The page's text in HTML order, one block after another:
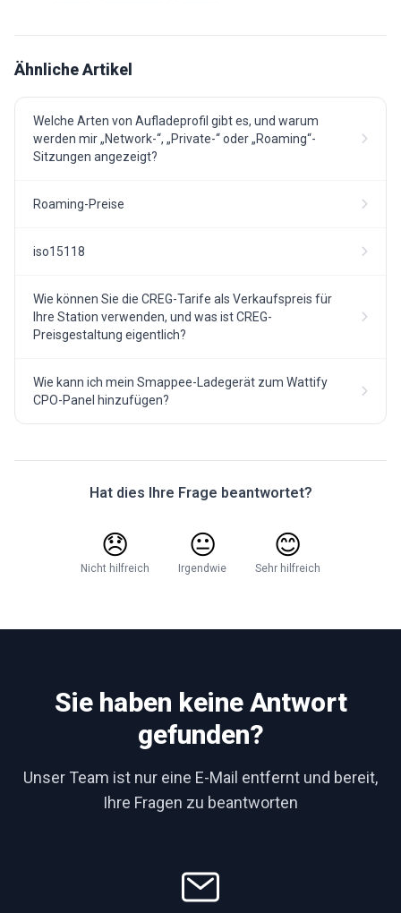
Ähnliche Artikel
Welche Arten von Aufladeprofil gibt es, und warum
werden mir „Network-“, „Private-“ oder „Roaming“-
Sitzungen angezeigt?
Roaming-Preise
iso15118
Wie können Sie die CREG-Tarife als Verkaufspreis für
Ihre Station verwenden, und was ist CREG-
Preisgestaltung eigentlich?
Wie kann ich mein Smappee-Ladegerät zum Wattify
CPO-Panel hinzufügen?
Hat dies Ihre Frage beantwortet?
😞
Nicht hilfreich
😐
Irgendwie
😊
Sehr hilfreich
Sie haben keine Antwort
gefunden?
Unser Team ist nur eine E-Mail entfernt und bereit,
Ihre Fragen zu beantworten